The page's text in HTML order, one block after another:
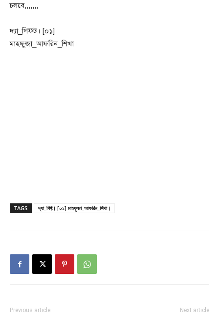
চলবে,,,,,,,
দ্যা_গিফ্ট। [০১]
মাহফুজা_আফরিন_শিখা।
TAGS দ্যা_গিফ্ট। [০১] মাহফুজা_আফরিন_শিখা।
Previous article Next article